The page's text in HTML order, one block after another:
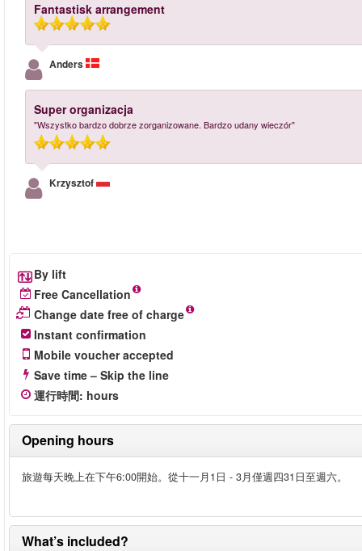
Fantastisk arrangement
Anders
Super organizacja
"Wszystko bardzo dobrze zorganizowane. Bardzo udany wieczór"
Krzysztof
By lift
Free Cancellation
Change date free of charge
Instant confirmation
Mobile voucher accepted
Save time – Skip the line
運行時間: hours
Opening hours
旅遊每天晚上在下午6:00開始。從十一月1日 - 3月僅週四31日至週六。
What’s included?